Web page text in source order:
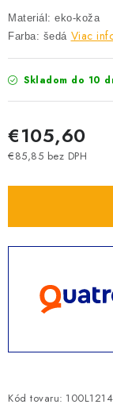
Materiál: eko-koža
Farba: šedá Viac
Skladom do 10
€105,60
€85,85 bez DPH
Kód tovaru: